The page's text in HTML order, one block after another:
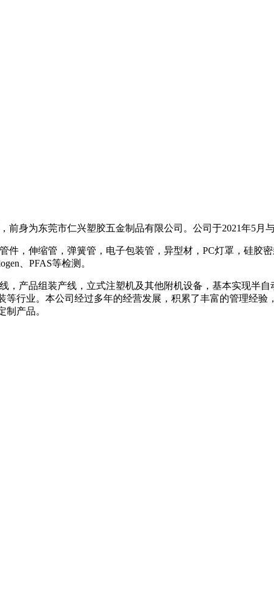
前身为东莞市仁兴塑胶五金制品有限公司 。 公司 于2021年5月
件，伸缩管，弹簧管，电子包装管，异型材， PC灯罩，硅胶
PFAS等检测。
，产品组装产线，立式注塑机及其他附机设备，基本实现半
行业。本公司经过多年的经营发展，积累了丰富的管理经
产品。